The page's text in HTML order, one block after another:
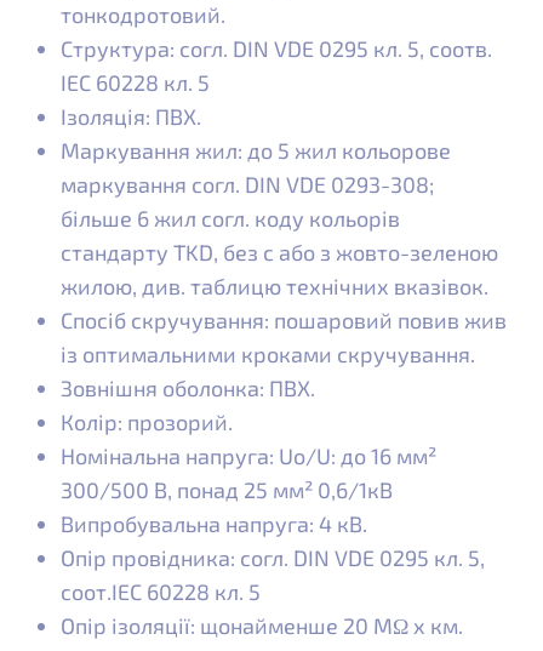
тонкодротовий.
Структура: согл. DIN VDE 0295 кл. 5, соотв.
IEC 60228 кл. 5
Ізоляція: ПВХ.
Маркування жил: до 5 жил кольорове
маркування согл. DIN VDE 0293-308;
більше 6 жил согл. коду кольорів
стандарту TKD, без с або з жовто-зеленою
жилою, див. таблицю технічних вказівок.
Спосіб скручування: пошаровий повив жив
із оптимальними кроками скручування.
Зовнішня оболонка: ПВХ.
Колір: прозорий.
Номінальна напруга: Uo/U: до 16 мм²
300/500 В, понад 25 мм² 0,6/1кВ
Випробувальна напруга: 4 кВ.
Опір провідника: согл. DIN VDE 0295 кл. 5,
соот.IEC 60228 кл. 5
Опір ізоляції: щонайменше 20 MΩ x км.